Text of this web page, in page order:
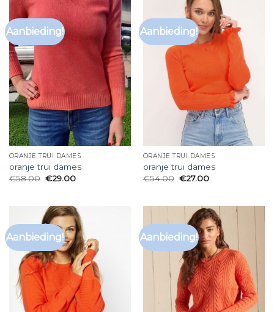
Aanbieding!
ORANJE TRUI DAMES
oranje trui dames
€58.00 €29.00
Aanbieding!
ORANJE TRUI DAMES
oranje trui dames
€54.00 €27.00
Aanbieding! Aanbieding!